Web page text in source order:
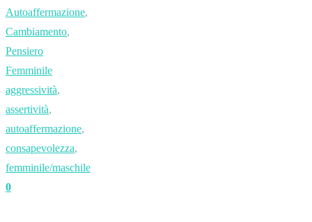
Autoaffermazione,
Cambiamento,
Pensiero
Femminile
aggressività,
assertività,
autoaffermazione,
consapevolezza,
femminile/maschile
0